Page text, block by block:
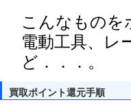
こんなものを
電動工具、レ
ど．．．。
買取ポイント還元手順